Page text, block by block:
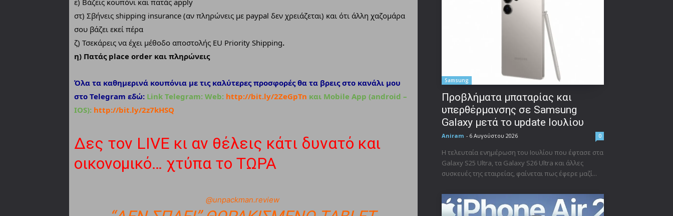
ε) Βάζεις κουπόνι και πατάς apply
στ) Σβήνεις shipping insurance (αν πληρώνεις με paypal δεν χρειάζεται) και ότι άλλη χαζομάρα
σου βάζει εκεί πέρα
ζ) Τσεκάρεις να έχει μέθοδο αποστολής EU Priority Shipping.
η) Πατάς place order και πληρώνεις
Όλα τα καθημερινά κουπόνια με τις καλύτερες προσφορές θα τα βρεις στο κανάλι μου
στο Telegram εδώ: Link Telegram: Web: http://bit.ly/2ZeGpTn και Mobile App (android –
IOS): http://bit.ly/2z7kHSQ
Δες τον LIVE κι αν θέλεις κάτι δυνατό και
οικονομικό… χτύπα το ΤΩΡΑ
@unpackman.review
Samsung
Προβλήματα μπαταρίας και
υπερθέρμανσης σε Samsung
Galaxy μετά το update Ιουλίου
Aniram - 6 Αυγούστου 2026 0
Η τελευταία ενημέρωση του Ιουλίου που έφτασε στα
Galaxy S25 Ultra, τα Galaxy S26 Ultra και άλλες
συσκευές της εταιρείας, φαίνεται πως έφερε μαζί...